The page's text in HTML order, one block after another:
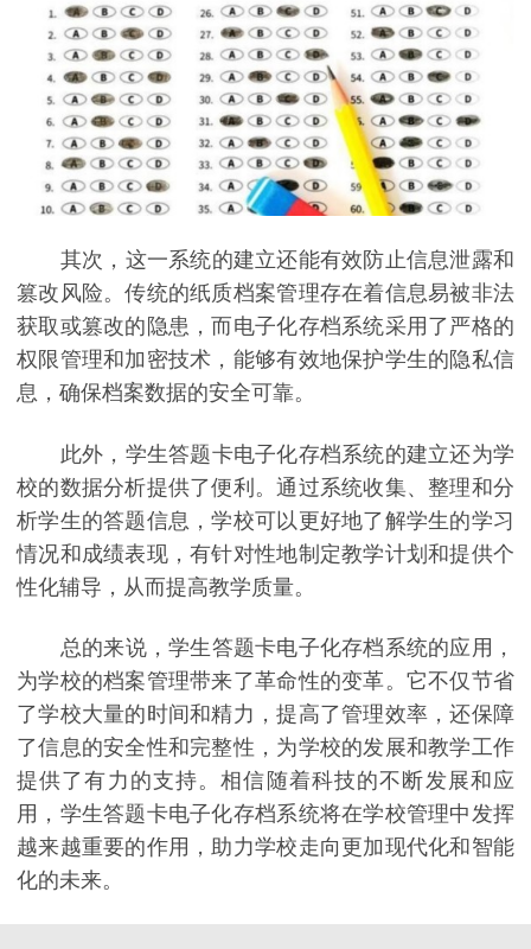
其次，这一系统的建立还能有效防止信息泄露和
篡改风险。传统的纸质档案管理存在着信息易被非法
获取或篡改的隐患，而电子化存档系统采用了严格的
权限管理和加密技术，能够有效地保护学生的隐私信
息，确保档案数据的安全可靠。
此外，学生答题卡电子化存档系统的建立还为学
校的数据分析提供了便利。通过系统收集、整理和分
析学生的答题信息，学校可以更好地了解学生的学习
情况和成绩表现，有针对性地制定教学计划和提供个
性化辅导，从而提高教学质量。
总的来说，学生答题卡电子化存档系统的应用，
为学校的档案管理带来了革命性的变革。它不仅节省
了学校大量的时间和精力，提高了管理效率，还保障
了信息的安全性和完整性，为学校的发展和教学工作
提供了有力的支持。相信随着科技的不断发展和应
用，学生答题卡电子化存档系统将在学校管理中发挥
越来越重要的作用，助力学校走向更加现代化和智能
化的未来。